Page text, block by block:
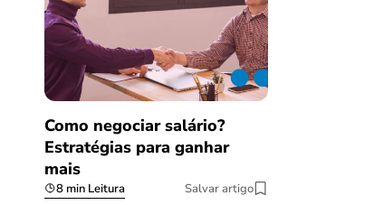
Como negociar salário?
Estratégias para ganhar
mais
8 min Leitura Salvar artigo